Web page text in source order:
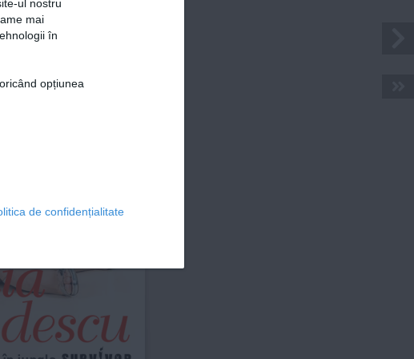
ul nostru
mai
în
opțiunea
de confidențialitate
© 2026 Ringier Romania. Toate drepturile rezervate